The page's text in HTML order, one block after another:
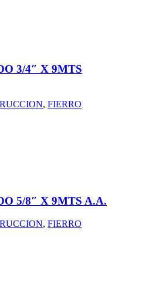
3/4″ X 9MTS
, FIERRO
5/8″ X 9MTS A.A.
, FIERRO